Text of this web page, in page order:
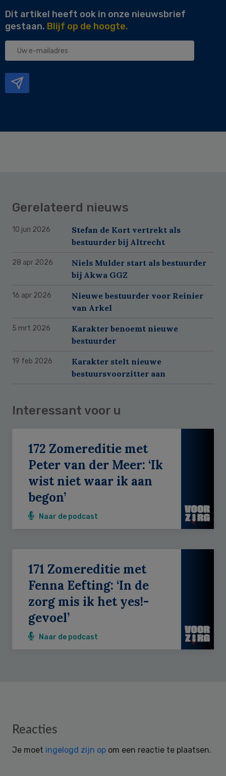
Dit artikel heeft ook in onze nieuwsbrief
gestaan. Blijf op de hoogte.
Uw
Gerelateerd nieuws
10 jun 2026
Stefan de Kort vertrekt als
bestuurder bij Altrecht
28 apr 2026
Niels Mulder start als bestuurder
bij Akwa GGZ
16 apr 2026
Nieuwe bestuurder voor Reinier
van Arkel
5 mrt 2026
Karakter benoemt nieuwe
bestuurder
19 feb 2026
Karakter stelt nieuwe
bestuursvoorzitter aan
Interessant voor u
172 Zomereditie met
Peter van der Meer: ‘Ik
wist niet waar ik aan
begon’
Naar de podcast
171 Zomereditie met
Fenna Eefting: ‘In de
zorg mis ik het yes!-
gevoel’
Naar de podcast
Reader
Reacties
Je moet ingelogd zijn op om een reactie te plaatsen.